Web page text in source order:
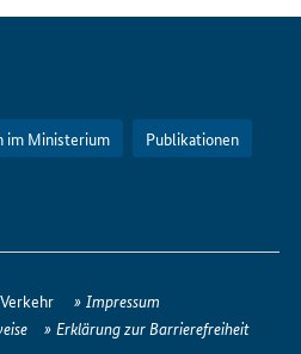
im Ministerium Publikationen
Impressum
Erklärung zur Barrierefreiheit